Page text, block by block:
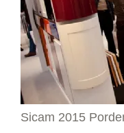
Sicam 2015